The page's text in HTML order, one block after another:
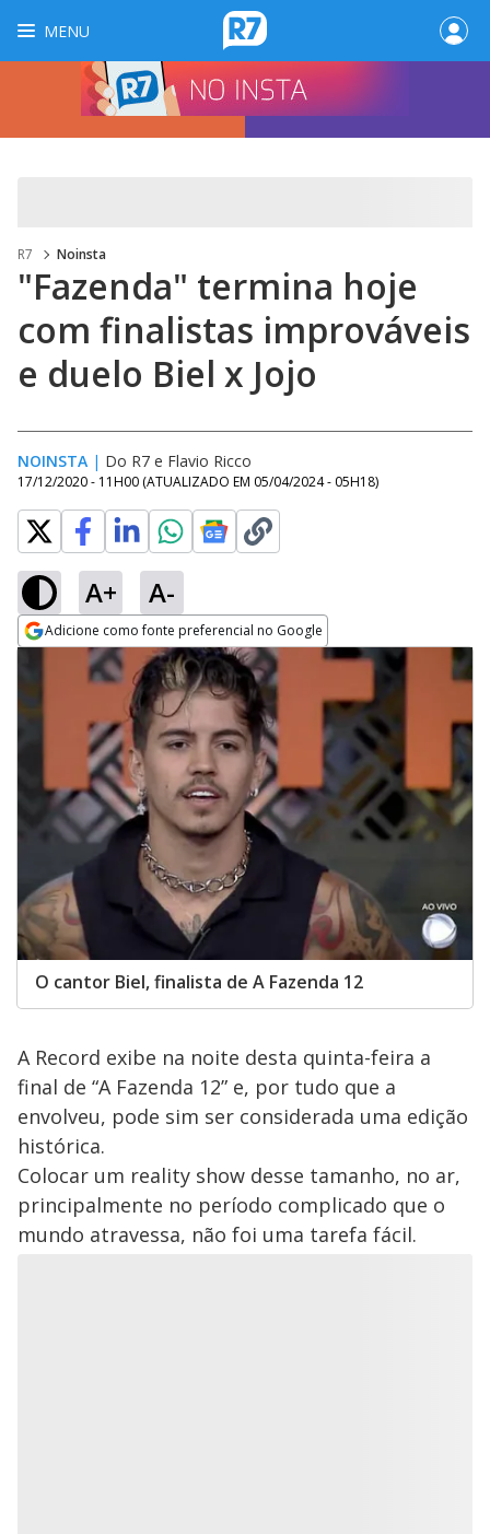
MENU
R7 Noinsta
"Fazenda" termina hoje
com finalistas improváveis
e duelo Biel x Jojo
NOINSTA | Do R7 e Flavio Ricco
17/12/2020 - 11H00 (ATUALIZADO EM 05/04/2024 - 05H18)
A+ A-
Adicione como fonte preferencial no Google
Opens in new window
O cantor Biel, finalista de A Fazenda 12
A Record exibe na noite desta quinta-feira a
final de “A Fazenda 12” e, por tudo que a
envolveu, pode sim ser considerada uma edição
histórica.
Colocar um reality show desse tamanho, no ar,
principalmente no período complicado que o
mundo atravessa, não foi uma tarefa fácil.